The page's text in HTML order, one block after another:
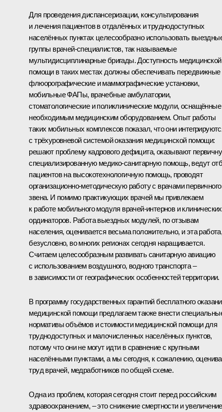
Для проведения диспансеризации, консультирования
и лечения пациентов в отдалённых и труднодоступных
населённых пунктах целесообразно использовать
группы врачей-специалистов, так называемые
мультидисциплинарные бригады. Доступность медицинской
помощи в таких местах должны обеспечивать передвижные
флюорографические и маммографические установки,
мобильные ФАПы, врачебные амбулатории,
стоматологические и поликлинические модули, оснащённые
необходимым медицинским оборудованием. Опыт работы
таких мобильных комплексов показал, что они
с трёхуровневой системой оказания медицинской помощи:
решают проблему кадрового дефицита, оказывают
специализированную медико-санитарную помощь, ведут
пациентов на высокотехнологичную помощь, проводят
организационно-методическую работу с врачами первичного
звена. И помимо практикующих врачей мы привлекаем
к работе мобильного модуля врачей-интернов и клинических
ординаторов. Работа выездных модулей, по отзывам
населения, оценивается весьма положительно, и эта
безусловно, во многих регионах сегодня наращивается.
Считаем целесообразным развивать санитарную авиацию
с использованием воздушного, водного транспорта –
в зависимости от географических особенностей территории.
В программу государственных гарантий бесплатного
медицинской помощи предлагаем также внести
нормативы объёмов и стоимости медицинской помощи для
труднодоступных и малочисленных населённых пунктов,
потому что они не могут идти в сравнение с крупными
населёнными пунктами, а мы сегодня, к сожалению,
труд врачей, медработников по общей схеме.
Одна из проблем, которая сегодня стоит перед российским
здравоохранением, – это снижение смертности и увеличение